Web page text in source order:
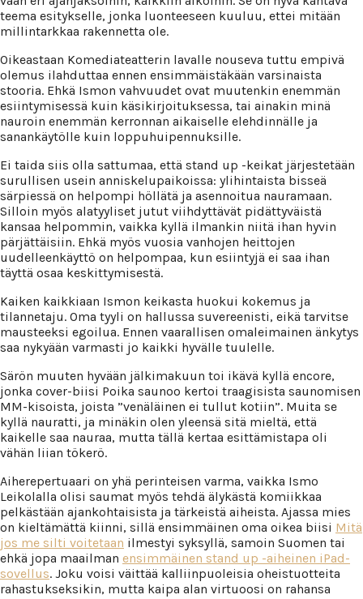
teema esitykselle, jonka luonteeseen kuuluu, ettei mitään
millintarkkaa rakennetta ole.
Oikeastaan Komediateatterin lavalle nouseva tuttu empivä
olemus ilahduttaa ennen ensimmäistäkään varsinaista
stooria. Ehkä Ismon vahvuudet ovat muutenkin enemmän
esiintymisessä kuin käsikirjoituksessa, tai ainakin minä
nauroin enemmän kerronnan aikaiselle elehdinnälle ja
sanankäytölle kuin loppuhuipennuksille.
Ei taida siis olla sattumaa, että stand up -keikat järjestetään
surullisen usein anniskelupaikoissa: ylihintaista bisseä
särpiessä on helpompi höllätä ja asennoitua nauramaan.
Silloin myös alatyyliset jutut viihdyttävät pidättyväistä
kansaa helpommin, vaikka kyllä ilmankin niitä ihan hyvin
pärjättäisiin. Ehkä myös vuosia vanhojen heittojen
uudelleenkäyttö on helpompaa, kun esiintyjä ei saa ihan
täyttä osaa keskittymisestä.
Kaiken kaikkiaan Ismon keikasta huokui kokemus ja
tilannetaju. Oma tyyli on hallussa suvereenisti, eikä tarvitse
mausteeksi egoilua. Ennen vaarallisen omaleimainen änkytys
saa nykyään varmasti jo kaikki hyvälle tuulelle.
Särön muuten hyvään jälkimakuun toi ikävä kyllä encore,
jonka cover-biisi Poika saunoo kertoi traagisista saunomisen
MM-kisoista, joista ”venäläinen ei tullut kotiin”. Muita se
kyllä nauratti, ja minäkin olen yleensä sitä mieltä, että
kaikelle saa nauraa, mutta tällä kertaa esittämistapa oli
vähän liian tökerö.
Aiherepertuaari on yhä perinteisen varma, vaikka Ismo
Leikolalla olisi saumat myös tehdä älykästä komiikkaa
pelkästään ajankohtaisista ja tärkeistä aiheista. Ajassa mies
on kieltämättä kiinni, sillä ensimmäinen oma oikea biisi Mitä
jos me silti voitetaan ilmestyi syksyllä, samoin Suomen tai
ehkä jopa maailman ensimmäinen stand up -aiheinen iPad-
sovellus. Joku voisi väittää kalliinpuoleisia oheistuotteita
rahastukseksikin, mutta kaipa alan virtuoosi on rahansa